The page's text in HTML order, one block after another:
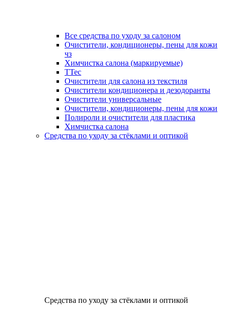
Все средства по уходу за салоном
Очистители, кондиционеры, пены для кожи
чз
Химчистка салона (маркируемые)
TTec
Очистители для салона из текстиля
Очистители кондиционера и дезодоранты
Очистители универсальные
Очистители, кондиционеры, пены для кожи
Полироли и очистители для пластика
Химчистка салона
Средства по уходу за стёклами и оптикой
Средства по уходу за стёклами и оптикой